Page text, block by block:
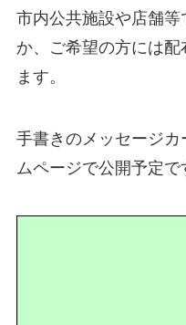
市内公共施設や店舗
か、ご希望の方には
ます。
手書きのメッセージ
ムページで公開予定で